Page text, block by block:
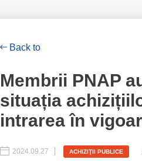
Back to
Membrii PNAP
situația
intrarea în
2024.09.27 ACHIZIŢII PUBLICE